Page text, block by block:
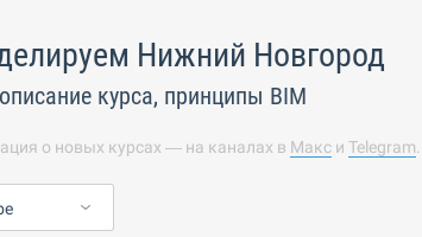
Нижний Новгород
курса, принципы BIM
о новых курсах — на каналах в Макс и Telegram